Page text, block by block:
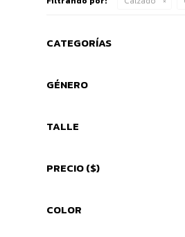
CATEGORÍAS
GÉNERO
TALLE
PRECIO($)
COLOR